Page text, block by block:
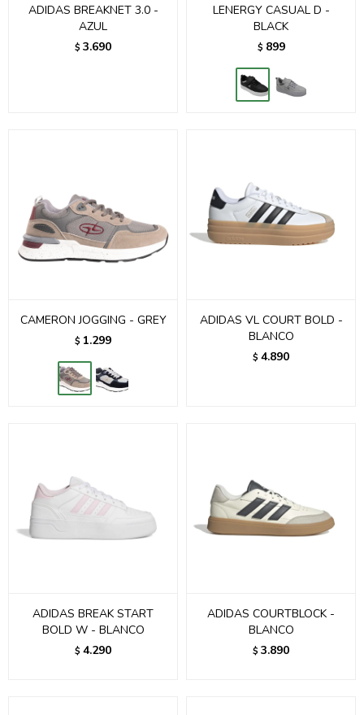
ADIDAS BREAKNET 3.0 -
AZUL
$ 3.690
LENERGY CASUAL D -
BLACK
$ 899
CAMERON JOGGING - GREY
$ 1.299
ADIDAS VL COURT BOLD -
BLANCO
$ 4.890
ADIDAS BREAK START
BOLD W - BLANCO
$ 4.290
ADIDAS COURTBLOCK -
BLANCO
$ 3.890